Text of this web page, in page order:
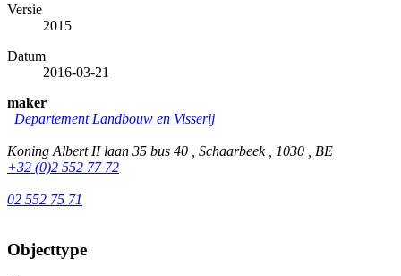
Versie
2015
Datum
2016-03-21
maker
Departement Landbouw en Visserij
Koning Albert II laan 35 bus 40 , Schaarbeek , 1030 , BE
+32 (0)2 552 77 72
02 552 75 71
Objecttype